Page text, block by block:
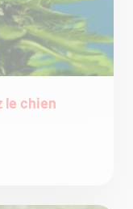
le chien